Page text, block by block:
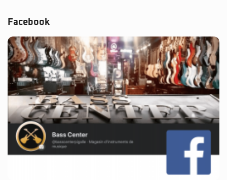
Facebook